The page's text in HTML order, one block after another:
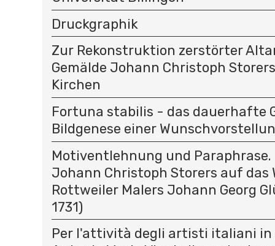
Druckgraphik
Zur Rekonstruktion zerstörter
Gemälde Johann Christoph
Kirchen
Fortuna stabilis - das dauerhafte
Bildgenese einer
Motiventlehnung und Paraphrase.
Johann Christoph Storers auf das
Rottweiler Malers Johann Georg
1731)
Per l'attività degli artisti italiani in